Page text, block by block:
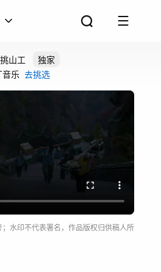
山工
独家
乐 去挑选
水印不代表署名，作品版权归供稿人所